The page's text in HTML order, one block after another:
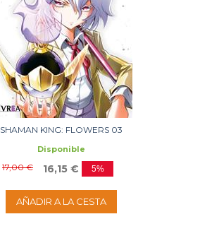
SHAMAN KING: FLOWERS 03
Disponible
17,00 € 16,15 € 5%
AÑADIR A LA CESTA